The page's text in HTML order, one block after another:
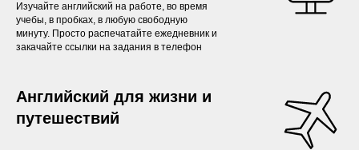
Изучайте английский на работе, во время
учебы, в пробках, в любую свободную
минуту. Просто распечатайте ежедневник и
закачайте ссылки на задания в телефон
Английский для жизни и
путешествий